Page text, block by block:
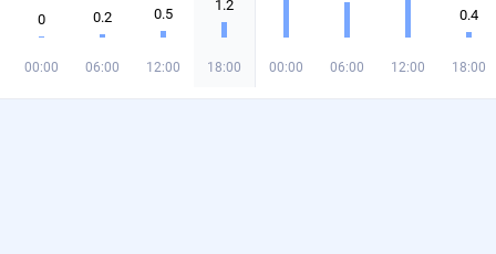
0
00:00
0.2
06:00
0.5
12:00
1.2
18:00 00:00 06:00 12:00
0.4
18:00